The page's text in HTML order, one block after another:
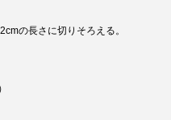
の長さに切りそろえる。